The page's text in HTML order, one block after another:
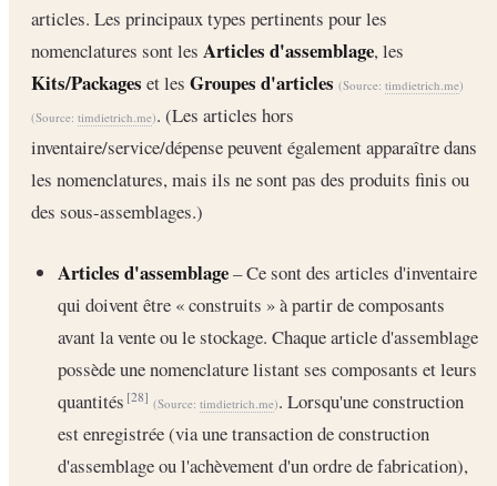
articles. Les principaux types pertinents pour les
nomenclatures sont les Articles d'assemblage, les
Kits/Packages et les Groupes d'articles (Source: timdietrich.me)
(Source: timdietrich.me). (Les articles hors
inventaire/service/dépense peuvent également apparaître dans
les nomenclatures, mais ils ne sont pas des produits finis ou
des sous-assemblages.)
Articles d'assemblage– Ce sont des articles d'inventaire
qui doivent être « construits » à partir de composants
avant la vente ou le stockage. Chaque article d'assemblage
possède une nomenclature listant ses composants et leurs
quantités[28] (Source: timdietrich.me). Lorsqu'une construction
est enregistrée (via une transaction de construction
d'assemblage ou l'achèvement d'un ordre de fabrication),